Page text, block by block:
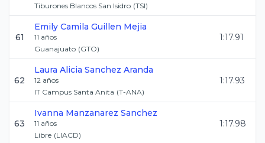
Tiburones Blancos San Isidro (TSI)
61
Emily Camila Guillen Mejia
11 años
Guanajuato (GTO)
1:17.91
62
Laura Alicia Sanchez Aranda
12 años
IT Campus Santa Anita (T-ANA)
1:17.93
63
Ivanna Manzanarez Sanchez
11 años
Libre (LIACD)
1:17.98